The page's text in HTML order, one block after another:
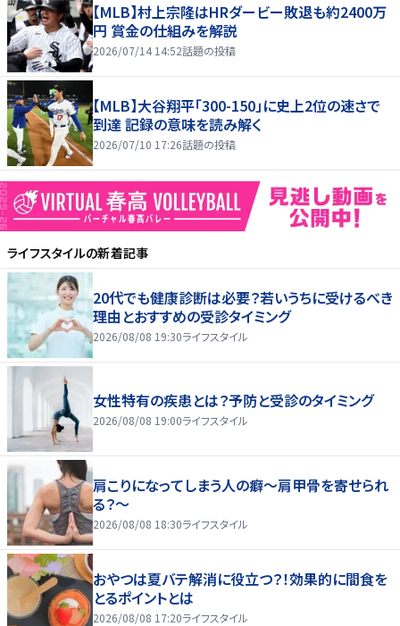
【MLB】村上宗隆はHRダービー敗退も約2400万
円 賞金の仕組みを解説
2026/07/14 14:52話題の投稿
【MLB】大谷翔平「300-150」に史上2位の速さで
到達 記録の意味を読み解く
2026/07/10 17:26話題の投稿
ライフスタイルの新着記事
20代でも健康診断は必要？若いうちに受けるべき
理由とおすすめの受診タイミング
2026/08/08 19:30ライフスタイル
女性特有の疾患とは？予防と受診のタイミング
2026/08/08 19:00ライフスタイル
肩こりになってしまう人の癖～肩甲骨を寄せられ
る？～
2026/08/08 18:30ライフスタイル
おやつは夏バテ解消に役立つ？！効果的に間食を
とるポイントとは
2026/08/08 17:20ライフスタイル